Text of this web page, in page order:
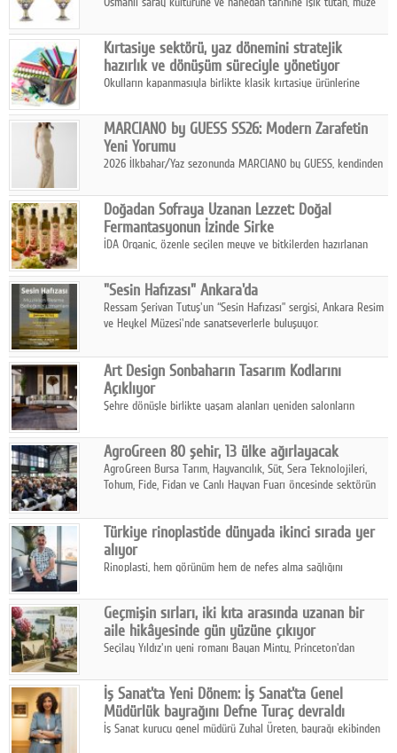
Ağustos'ta Arthill Müzecilik'in düzenleyeceği özel müzayedede
koleksiyonerlerle buluşuyor
Kırtasiye sektörü, yaz dönemini stratejik
hazırlık ve dönüşüm süreciyle yönetiyor
Okulların kapanmasıyla birlikte klasik kırtasiye ürünlerine
sanat ve eğitici aktivite ürünleriyle dinamik bir biçimde
geçiriyor.
MARCIANO by GUESS SS26: Modern Zarafetin
Yeni Yorumu
2026 İlkbahar/Yaz sezonunda MARCIANO by GUESS, kendinden
Doğadan Sofraya Uzanan Lezzet: Doğal
Fermantasyonun İzinde Sirke
İDA Organic, özenle seçilen meyve ve bitkilerden hazırlanan
sofralarına taşıyor.
"Sesin Hafızası" Ankara'da
Ressam Şerivan Tutuş'un “Sesin Hafızası” sergisi, Ankara Resim
ve Heykel Müzesi'nde sanatseverlerle buluşuyor.
Art Design Sonbaharın Tasarım Kodlarını
Açıklıyor
Şehre dönüşle birlikte yaşam alanları yeniden salonların
sonbaharın tasarım kodlarını açıklıyor.
AgroGreen 80 şehir, 13 ülke ağırlayacak
AgroGreen Bursa Tarım, Hayvancılık, Süt, Sera Teknolojileri,
Tohum, Fide, Fidan ve Canlı Hayvan Fuarı öncesinde sektörün
Türkiye rinoplastide dünyada ikinci sırada yer
alıyor
Rinoplasti, hem görünüm hem de nefes alma sağlığını
biri konumunda.
Geçmişin sırları, iki kıta arasında uzanan bir
aile hikâyesinde gün yüzüne çıkıyor
Seçilay Yıldız'ın yeni romanı Bayan Minty, Princeton'dan
katmanlı bir aile hikâyesi anlatıyor.
İş Sanat'ta Yeni Dönem: İş Sanat'ta Genel
Müdürlük bayrağını Defne Turaç devraldı
İş Sanat kurucu genel müdürü Zuhal Üreten, bayrağı ekibinden